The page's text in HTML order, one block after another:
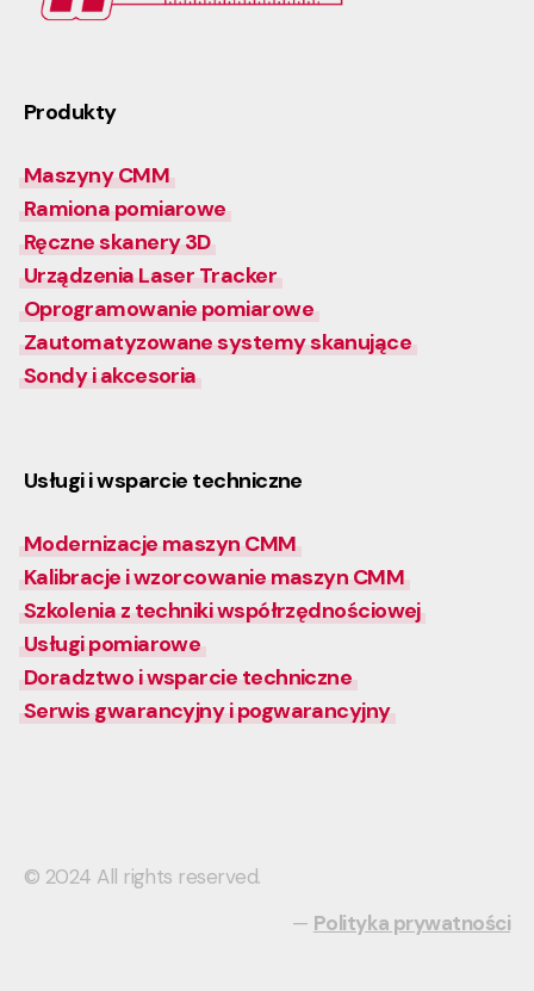
Produkty
Maszyny CMM
Ramiona pomiarowe
Ręczne skanery 3D
Urządzenia Laser Tracker
Oprogramowanie pomiarowe
Zautomatyzowane systemy skanujące
Sondy i akcesoria
Usługi i wsparcie techniczne
Modernizacje maszyn CMM
Kalibracje i wzorcowanie maszyn CMM
Szkolenia z techniki współrzędnościowej
Usługi pomiarowe
Doradztwo i wsparcie techniczne
Serwis gwarancyjny i pogwarancyjny
© 2024 All rights reserved.
— Polityka prywatności